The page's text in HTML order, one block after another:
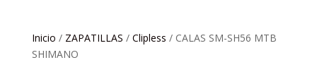
Inicio / ZAPATILLAS / Clipless / CALAS SM-SH56 MTB
SHIMANO